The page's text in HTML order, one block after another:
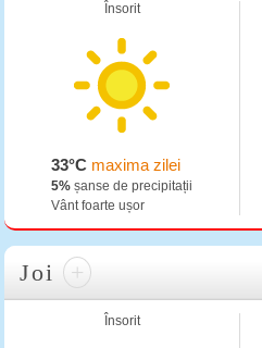
Însorit
33°C maxima zilei
5% șanse de precipitații
Vânt foarte ușor
Joi +
Însorit